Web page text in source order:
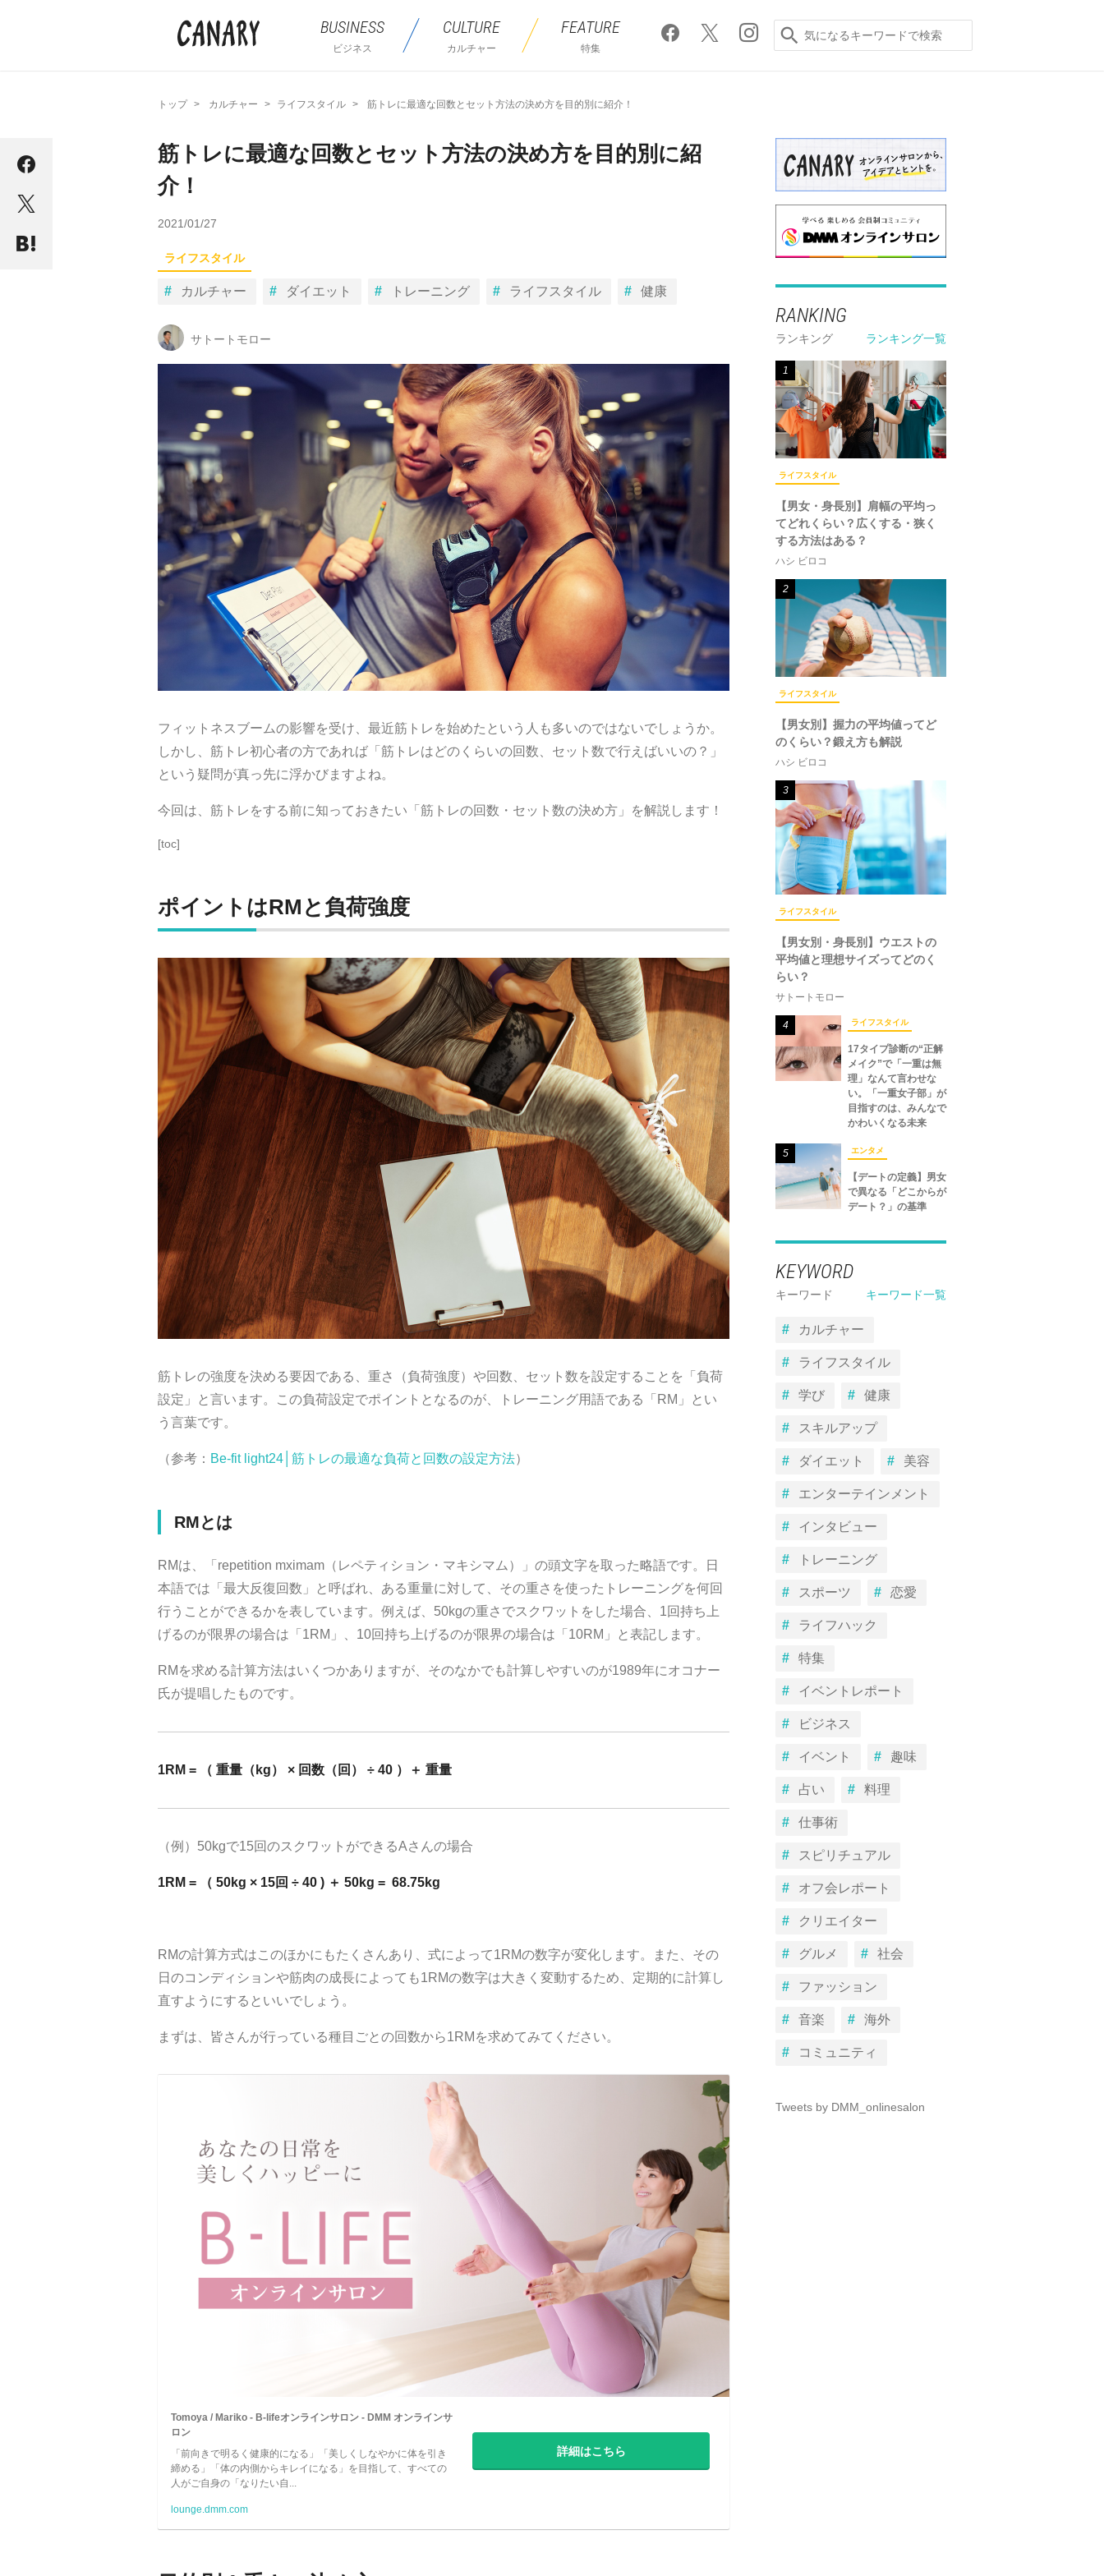
BUSINESS
ビジネス
CULTURE
カルチャー
FEATURE
特集
トップ カルチャー ライフスタイル 筋トレに最適な回数とセット方法の決め方を目的別に紹介！
筋トレに最適な回数とセット方法の決め方を目的別に紹
介！
2021/01/27
ライフスタイル
カルチャー ダイエット トレーニング ライフスタイル 健康
サトートモロー
フィットネスブームの影響を受け、最近筋トレを始めたという人も多いのではないでしょうか。
しかし、筋トレ初心者の方であれば「筋トレはどのくらいの回数、セット数で行えばいいの？」
という疑問が真っ先に浮かびますよね。
今回は、筋トレをする前に知っておきたい「筋トレの回数・セット数の決め方」を解説します！
[toc]
ポイントはRMと負荷強度
筋トレの強度を決める要因である、重さ（負荷強度）や回数、セット数を設定することを「負荷
設定」と言います。この負荷設定でポイントとなるのが、トレーニング用語である「RM」とい
う言葉です。
（参考： Be-fit light24│筋トレの最適な負荷と回数の設定方法）
RMとは
RMは、「repetition mximam（レペティション・マキシマム）」の頭文字を取った略語です。日
本語では「最大反復回数」と呼ばれ、ある重量に対して、その重さを使ったトレーニングを何回
行うことができるかを表しています。例えば、50kgの重さでスクワットをした場合、1回持ち上
げるのが限界の場合は「1RM」、10回持ち上げるのが限界の場合は「10RM」と表記します。
RMを求める計算方法はいくつかありますが、そのなかでも計算しやすいのが1989年にオコナー
氏が提唱したものです。
1RM = （ 重量（kg） × 回数（回） ÷ 40 ）＋ 重量
（例）50kgで15回のスクワットができるAさんの場合
1RM = （ 50kg × 15回 ÷ 40 ) ＋ 50kg = 68.75kg
RMの計算方式はこのほかにもたくさんあり、式によって1RMの数字が変化します。また、その
日のコンディションや筋肉の成長によっても1RMの数字は大きく変動するため、定期的に計算し
直すようにするといいでしょう。
まずは、皆さんが行っている種目ごとの回数から1RMを求めてみてください。
Tomoya / Mariko - B-lifeオンラインサロン - DMM オンラインサ
ロン
「前向きで明るく健康的になる」「美しくしなやかに体を引き
締める」「体の内側からキレイになる」を目指して、すべての
人がご自身の「なりたい自...
詳細はこちら
lounge.dmm.com
RANKING
ランキング ランキング一覧
1
ライフスタイル
【男女・身長別】肩幅の平均っ
てどれくらい？広くする・狭く
する方法はある？
ハシ ビロコ
2
ライフスタイル
【男女別】握力の平均値ってど
のくらい？鍛え方も解説
ハシ ビロコ
3
ライフスタイル
【男女別・身長別】ウエストの
平均値と理想サイズってどのく
らい？
サトートモロー
4 ライフスタイル
17タイプ診断の“正解
メイク”で「一重は無
理」なんて言わせな
い。「一重女子部」が
目指すのは、みんなで
かわいくなる未来
5 エンタメ
【デートの定義】男女
で異なる「どこからが
デート？」の基準
KEYWORD
キーワード キーワード一覧
カルチャー
ライフスタイル
学び 健康
スキルアップ
ダイエット 美容
エンターテインメント
インタビュー
トレーニング
スポーツ 恋愛
ライフハック
特集
イベントレポート
ビジネス
イベント 趣味
占い 料理
仕事術
スピリチュアル
オフ会レポート
クリエイター
グルメ 社会
ファッション
音楽 海外
コミュニティ
Tweets by DMM_onlinesalon